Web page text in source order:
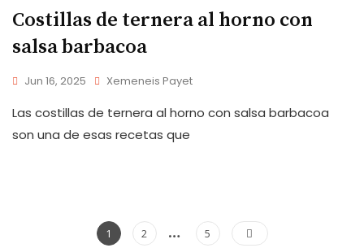
Costillas de ternera al horno con
salsa barbacoa
Jun 16, 2025 Xemeneis Payet
Las costillas de ternera al horno con salsa barbacoa
son una de esas recetas que
Paginación
Page
1 Page
2 … Page
5